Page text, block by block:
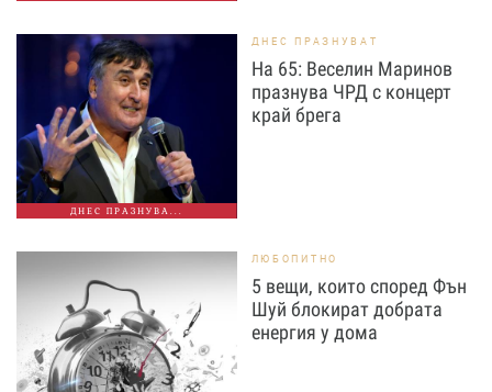
ДНЕС ПРАЗНУВА...
ДНЕС ПРАЗНУВАТ
На 65: Веселин Маринов
празнува ЧРД с концерт
край брега
ЛЮБОПИТНО
5 вещи, които според Фън
Шуй блокират добрата
енергия у дома